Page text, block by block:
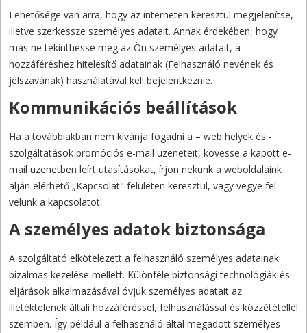
Lehetősége van arra, hogy az interneten keresztül megjelenítse,
illetve szerkessze személyes adatait. Annak érdekében, hogy
más ne tekinthesse meg az Ön személyes adatait, a
hozzáféréshez hitelesítő adatainak (Felhasználó nevének és
jelszavának) használatával kell bejelentkeznie.
Kommunikációs beállítások
Ha a továbbiakban nem kívánja fogadni a – web helyek és -
szolgáltatások promóciós e-mail üzeneteit, kövesse a kapott e-
mail üzenetben leírt utasításokat, írjon nekünk a weboldalaink
alján elérhető „Kapcsolat" felületen keresztül, vagy vegye fel
velünk a kapcsolatot.
A személyes adatok biztonsága
A szolgáltató elkötelezett a felhasználó személyes adatainak
bizalmas kezelése mellett. Különféle biztonsági technológiák és
eljárások alkalmazásával óvjuk személyes adatait az
illetéktelenek általi hozzáféréssel, felhasználással és közzététellel
szemben. Így például a felhasználó által megadott személyes